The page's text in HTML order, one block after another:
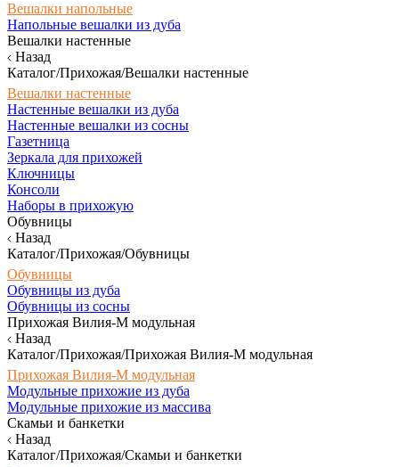
Вешалки напольные
Напольные вешалки из дуба
Вешалки настенные
Назад
Каталог/Прихожая/Вешалки настенные
Вешалки настенные
Настенные вешалки из дуба
Настенные вешалки из сосны
Газетница
Зеркала для прихожей
Ключницы
Консоли
Наборы в прихожую
Обувницы
Назад
Каталог/Прихожая/Обувницы
Обувницы
Обувницы из дуба
Обувницы из сосны
Прихожая Вилия-М модульная
Назад
Каталог/Прихожая/Прихожая Вилия-М модульная
Прихожая Вилия-М модульная
Модульные прихожие из дуба
Модульные прихожие из массива
Скамьи и банкетки
Назад
Каталог/Прихожая/Скамьи и банкетки